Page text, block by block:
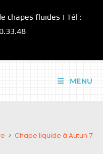
chapes fluides | Tél :
MENU
> Chape liquide à Autun